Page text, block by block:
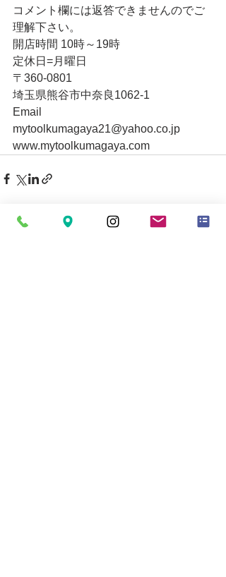
コメント欄には返答できませんのでご
理解下さい。
開店時間 10時～19時
定休日=月曜日
〒360-0801
埼玉県熊谷市中奈良1062-1
Email
mytoolkumagaya21@yahoo.co.jp
www.mytoolkumagaya.com
最新記事 すべて表示